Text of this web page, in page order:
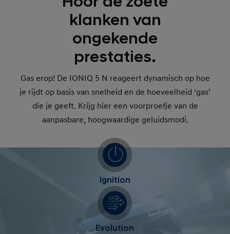
klanken van
ongekende
prestaties.
Gas erop! De IONIQ 5 N reageert dynamisch op hoe
je rijdt op basis van snelheid en de hoeveelheid ‘gas’
die je geeft. Krijg hier een voorproefje van de
aanpasbare, hoogwaardige geluidsmodi.
Ignition
Evolution